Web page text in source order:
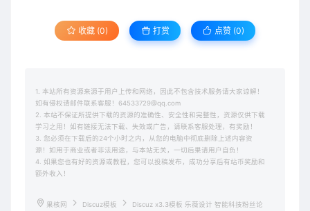
收藏 (0) 打赏 点赞 (0)
1. 本站所有资源来源于用户上传和网络，因此不包含技术服务请大家谅解！
如有侵权请邮件联系客服！64533729@qq.com
2. 本站不保证所提供下载的资源的准确性、安全性和完整性，资源仅供下载
学习之用！如有链接无法下载、失效或广告，请联系客服处理，有奖励！
3. 您必须在下载后的24个小时之内，从您的电脑中彻底删除上述内容资
源！如用于商业或者非法用途，与本站无关，一切后果请用户自负！
4. 如果您也有好的资源或教程，您可以投稿发布，成功分享后有站币奖励和
额外收入！
果核网 Discuz模板 Discuz x3.3模板 乐薇设计 智能科技粉丝论